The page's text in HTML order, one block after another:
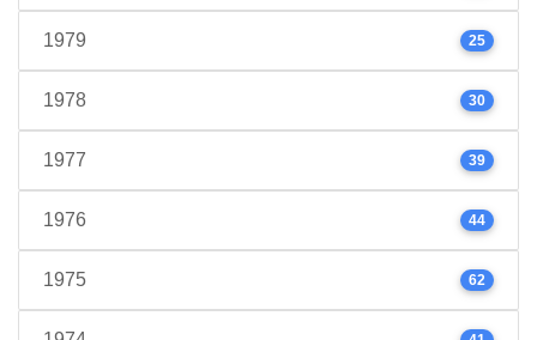
1979 25
1978 30
1977 39
1976 44
1975 62